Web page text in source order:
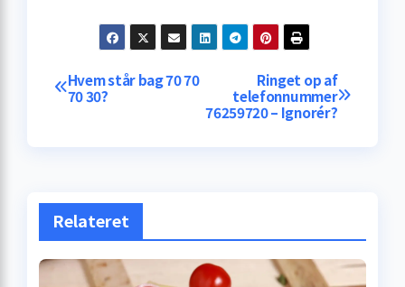
Indlægsnavigation
Ringet op af
telefonnummer
76259720 – Ignorér?
Hvem står bag 70 70
70 30?
Relateret